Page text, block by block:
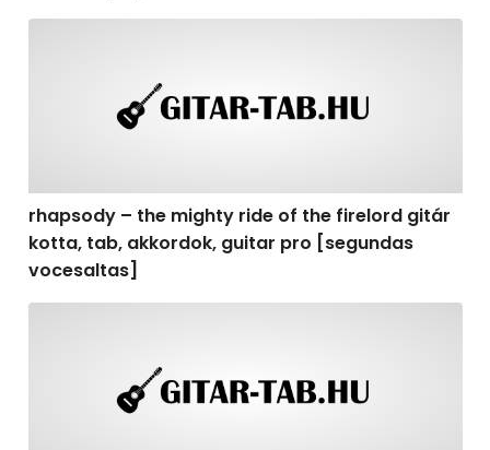
rhapsody – the mighty ride of the firelord gitár
kotta, tab, akkordok, guitar pro [segundas
vocesaltas]